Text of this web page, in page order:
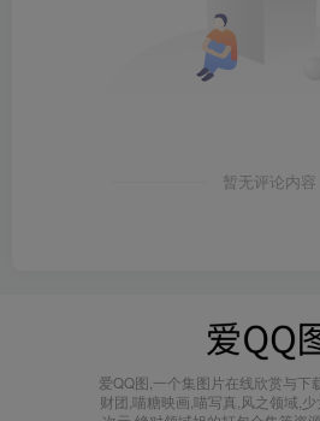
暂无评论内容
爱QQ图,一个集图片在线欣赏与下
财团,喵糖映画,喵写真,风之领域,